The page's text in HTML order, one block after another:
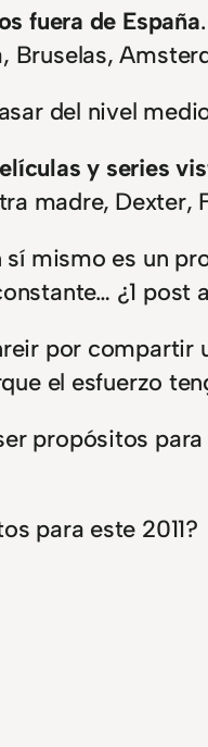
fuera de España
Bruselas,
del nivel
y series
madre, Dexter,
sí mismo es un
¿1 post
por compartir
el esfuerzo
propósitos
para este 2011?